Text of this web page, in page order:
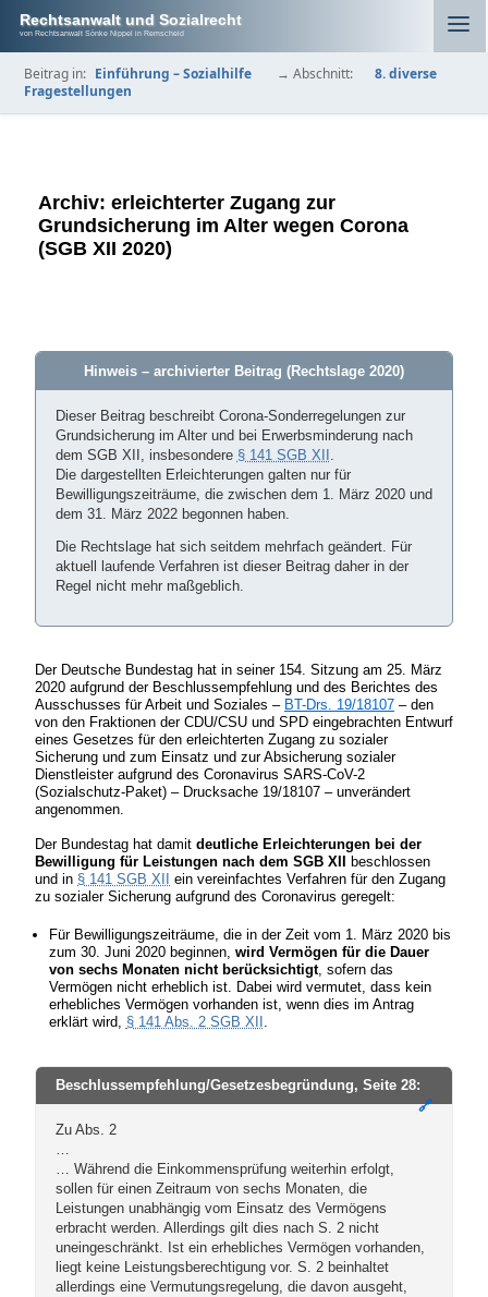
Rechtsanwalt und Sozialrecht
von Rechtsanwalt Sönke Nippel in Remscheid
Beitrag in: Einführung – Sozialhilfe → Abschnitt:
8. diverse
Fragestellungen
Archiv: erleichterter Zugang zur
Grundsicherung im Alter wegen Corona
(SGB XII 2020)
Hinweis – archivierter Beitrag (Rechtslage 2020)
Dieser Beitrag beschreibt Corona-Sonderregelungen zur
Grundsicherung im Alter und bei Erwerbsminderung nach
dem SGB XII, insbesondere § 141 SGB XII .
Die dargestellten Erleichterungen galten nur für
Bewilligungszeiträume, die zwischen dem 1. März 2020 und
dem 31. März 2022 begonnen haben.
Die Rechtslage hat sich seitdem mehrfach geändert. Für
aktuell laufende Verfahren ist dieser Beitrag daher in der
Regel nicht mehr maßgeblich.
Der Deutsche Bundestag hat in seiner 154. Sitzung am 25. März
2020 aufgrund der Beschlussempfehlung und des Berichtes des
Ausschusses für Arbeit und Soziales – BT-Drs. 19/18107 – den
von den Fraktionen der CDU/CSU und SPD eingebrachten Entwurf
eines Gesetzes für den erleichterten Zugang zu sozialer
Sicherung und zum Einsatz und zur Absicherung sozialer
Dienstleister aufgrund des Coronavirus SARS-CoV-2
(Sozialschutz-Paket) – Drucksache 19/18107 – unverändert
angenommen.
Der Bundestag hat damit deutliche Erleichterungen bei der
Bewilligung für Leistungen nach dem SGB XII beschlossen
und in § 141 SGB XII ein vereinfachtes Verfahren für den Zugang
zu sozialer Sicherung aufgrund des Coronavirus geregelt:
Für Bewilligungszeiträume, die in der Zeit vom 1. März 2020 bis
zum 30. Juni 2020 beginnen, wird Vermögen für die Dauer
von sechs Monaten nicht berücksichtigt, sofern das
Vermögen nicht erheblich ist. Dabei wird vermutet, dass kein
erhebliches Vermögen vorhanden ist, wenn dies im Antrag
erklärt wird, § 141 Abs. 2 SGB XII
Beschlussempfehlung/Gesetzesbegründung, Seite 28:
🔗
Zu Abs. 2
…
… Während die Einkommensprüfung weiterhin erfolgt,
sollen für einen Zeitraum von sechs Monaten, die
Leistungen unabhängig vom Einsatz des Vermögens
erbracht werden. Allerdings gilt dies nach S. 2 nicht
uneingeschränkt. Ist ein erhebliches Vermögen vorhanden,
liegt keine Leistungsberechtigung vor. S. 2 beinhaltet
allerdings eine Vermutungsregelung, die davon ausgeht,